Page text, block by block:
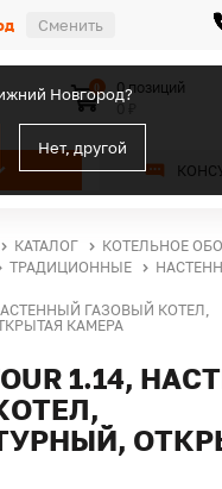
Сменить
Новгород?
Нет, другой
0
0 позиций
КАТАЛОГ
КОТЕЛЬНОЕ
ТРАДИЦИОННЫЕ
НАСТЕННЫЙ ГАЗОВЫЙ КОТЕЛ,
КАМЕРА
1.14,